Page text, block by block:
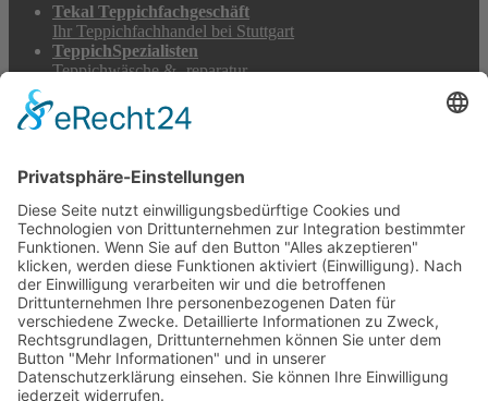
Tekal Teppichfachgeschäft
Ihr Teppichfachhandel bei Stuttgart
TeppichSpezialisten
Teppichwäsche & -reparatur
Mühlenprodukte, Säfte, Tiernahrung & Züchterbedarf
Feuerwerk XXL
© 2017-2026 ·Tekal – Textile Lebensqualität
Charakter – Exklusive moderne Teppiche und handverlesene
Orientteppiche
Alle Preise inkl. der gesetzlichen MwSt. · Die durchgestrichenen Preise
entsprechen, sofern nicht anders angegeben, den bisherigen Preisen in
unserem Shop.
Cookie-Einstellungen